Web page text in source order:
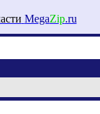
MegaZip.ru